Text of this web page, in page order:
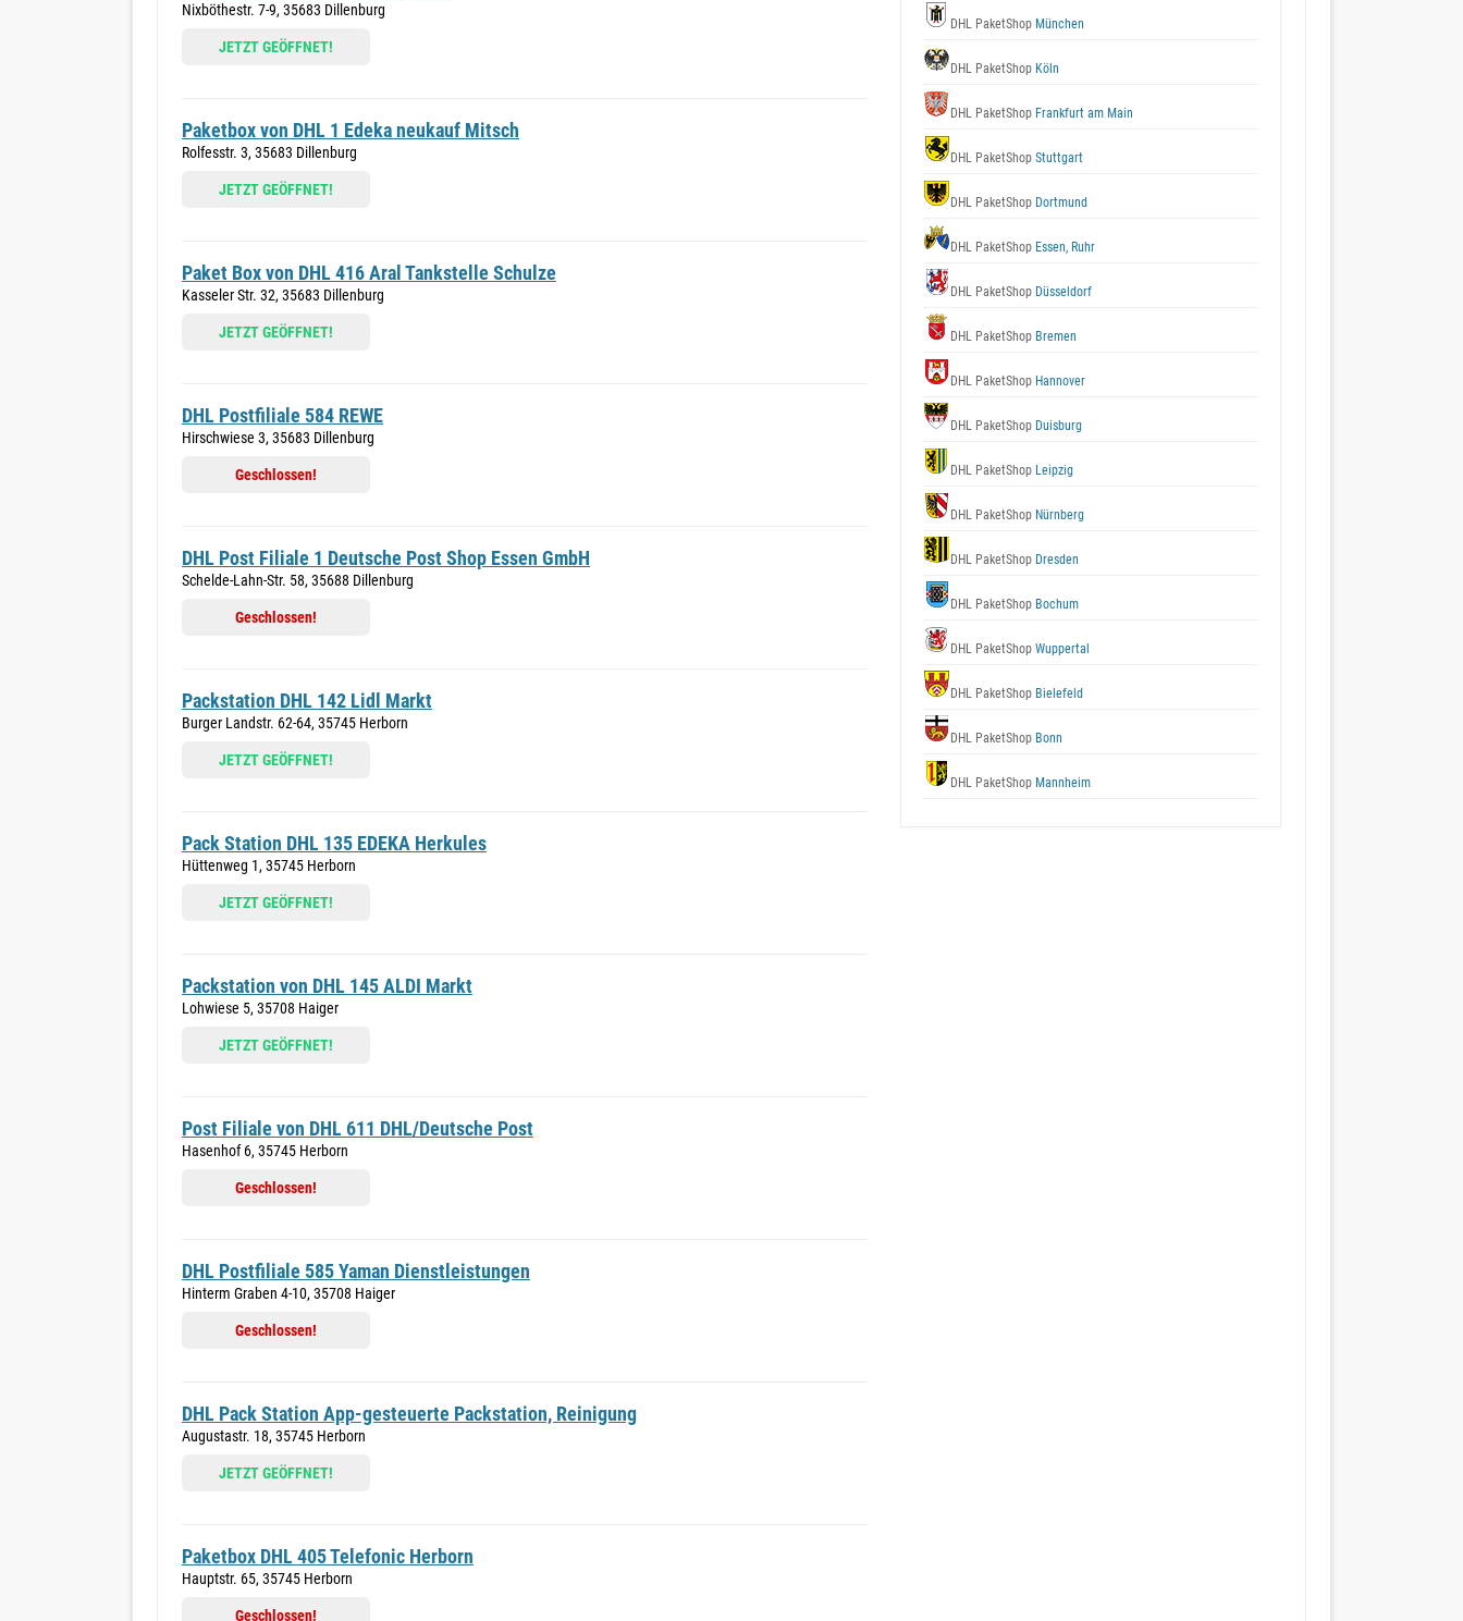
Nixböthestr. 7-9, 35683 Dillenburg
JETZT GEÖFFNET!
Paketbox von DHL 1 Edeka neukauf Mitsch
Rolfesstr. 3, 35683 Dillenburg
JETZT GEÖFFNET!
Paket Box von DHL 416 Aral Tankstelle Schulze
Kasseler Str. 32, 35683 Dillenburg
JETZT GEÖFFNET!
DHL Postfiliale 584 REWE
Hirschwiese 3, 35683 Dillenburg
Geschlossen!
DHL Post Filiale 1 Deutsche Post Shop Essen GmbH
Schelde-Lahn-Str. 58, 35688 Dillenburg
Geschlossen!
Packstation DHL 142 Lidl Markt
Burger Landstr. 62-64, 35745 Herborn
JETZT GEÖFFNET!
Pack Station DHL 135 EDEKA Herkules
Hüttenweg 1, 35745 Herborn
JETZT GEÖFFNET!
Packstation von DHL 145 ALDI Markt
Lohwiese 5, 35708 Haiger
JETZT GEÖFFNET!
Post Filiale von DHL 611 DHL/Deutsche Post
Hasenhof 6, 35745 Herborn
Geschlossen!
DHL Postfiliale 585 Yaman Dienstleistungen
Hinterm Graben 4-10, 35708 Haiger
Geschlossen!
DHL Pack Station App-gesteuerte Packstation, Reinigung
Augustastr. 18, 35745 Herborn
JETZT GEÖFFNET!
Paketbox DHL 405 Telefonic Herborn
Hauptstr. 65, 35745 Herborn
Geschlossen!
DHL PaketShop München
DHL PaketShop Köln
DHL PaketShop Frankfurt am Main
DHL PaketShop Stuttgart
DHL PaketShop Dortmund
DHL PaketShop Essen, Ruhr
DHL PaketShop Düsseldorf
DHL PaketShop Bremen
DHL PaketShop Hannover
DHL PaketShop Duisburg
DHL PaketShop Leipzig
DHL PaketShop Nürnberg
DHL PaketShop Dresden
DHL PaketShop Bochum
DHL PaketShop Wuppertal
DHL PaketShop Bielefeld
DHL PaketShop Bonn
DHL PaketShop Mannheim